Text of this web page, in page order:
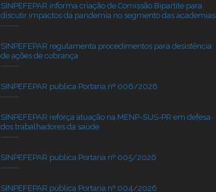
SINPEFEPAR informa criação de Comissão Bipartite para
discutir impactos da pandemia no segmento das academias
SINPEFEPAR regulamenta procedimentos para desistência
de ações de cobrança
SINPEFEPAR publica Portaria nº 006/2026
SINPEFEPAR reforça atuação na MENP-SUS-PR em defesa
dos trabalhadores da saúde
SINPEFEPAR publica Portaria nº 005/2026
SINPEFEPAR publica Portaria nº 004/2026